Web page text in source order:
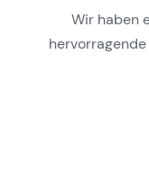
Wir haben